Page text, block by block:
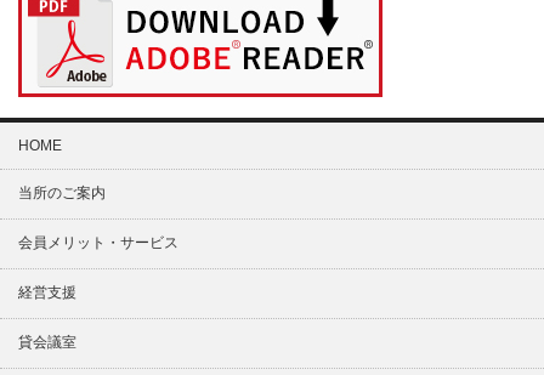
HOME
当所のご案内
会員メリット・サービス
経営支援
貸会議室